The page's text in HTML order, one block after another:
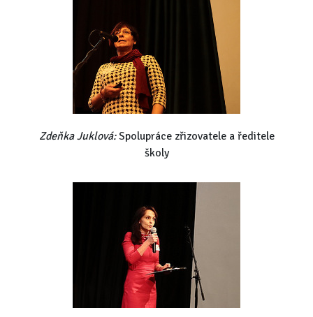
Zdeňka Juklová:Spolupráce zřizovatele a ředitele
školy